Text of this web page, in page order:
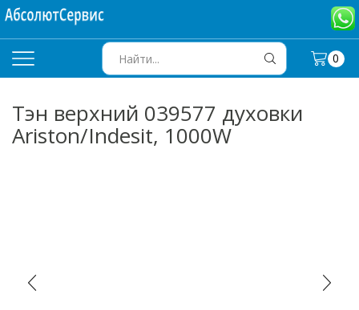
INPUT
0
Тэн верхний 039577 духовки
Ariston/Indesit, 1000W